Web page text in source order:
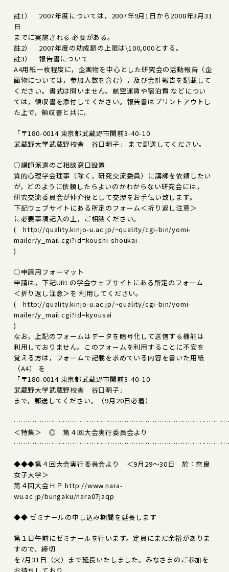
註1） 2007年度については，2007年9月1日から2008年3月31
日
までに実施される 必要がある。
註2） 2007年度の助成額の上限は\100,000とする。
註3） 報告書について
A4用紙一枚程度に，企画物を中心とした研究会の活動報告（企
画物については，参加人数を含む），及び会計報告を記載して
ください。書式は問いません。航空運賃や宿泊費 などについ
ては，領収書を添付してください。報告書はプリントアウトし
た上で，領収書と共に，
「〒180-0014 東京都武蔵野市関前3-40-10
武蔵野大学武蔵野校舎 谷口明子」 まで郵送してください。
○講師派遣のご相談窓口設置
質的心理学会理事（除く，研究交流委員）に講師を依頼したい
が，どのように依頼したらよいのかわからない研究会には，
研究交流委員会が仲介役として交渉をお手伝い致します。
下記ウェブサイトにある所定のフォーム＜折り返し注意＞
に必要事項記入の上，ご相談ください。
( http://quality.kinjo-u.ac.jp/~quality/cgi-bin/yomi-
mailer/y_mail.cgi?id=koushi-shoukai
)
○申請用フォーマット
申請は，下記URLの学会ウェブサイトにある所定のフォーム
＜折り返し注意＞を 利用してください。
( http://quality.kinjo-u.ac.jp/~quality/cgi-bin/yomi-
mailer/y_mail.cgi?id=kyousai
)
なお，上記のフォームはデータを暗号化して送信する機能は
利用しておりません。このフォームを利用することに不安を
覚える方は，フォームで記載を求めている内容を書いた用紙
（A4） を
「〒180-0014 東京都武蔵野市関前3-40-10
武蔵野大学武蔵野校舎 谷口明子」
まで，郵送してください。（9月20日必着）
＜特集＞ ◎ 第４回大会実行委員会より
◆◆◆第４回大会実行委員会より ＜9月29～30日 於：奈良
女子大学＞
第４回大会ＨＰ http://www.nara-
wu.ac.jp/bungaku/nara07jaqp
◆◆ ゼミナールの申し込み期間を延長します
第１日午前にゼミナールを行います。定員にまだ余裕がありま
すので、締切
を7月31日（火）まで延長いたしました。みなさまのご参加を
お待ちしており